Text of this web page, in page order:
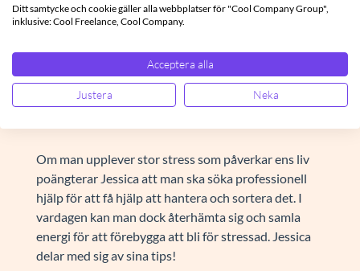
vem man är och hur man tycker om att arbeta. Men
generellt innebär olika uppdrag att hjärnan måste
hela tiden måste ändra fokus kan det göra att
stressen ökar. Arbetar man med många olika
uppgifter och människor gäller det att man håller
Om man upplever stor stress som påverkar ens liv
poängterar Jessica att man ska söka professionell
hjälp för att få hjälp att hantera och sortera det. I
vardagen kan man dock återhämta sig och samla
energi för att förebygga att bli för stressad. Jessica
delar med sig av sina tips!
Ditt samtycke och cookie gäller alla webbplatser för "Cool Company Group",
inklusive: Cool Freelance, Cool Company.
Acceptera alla
Justera Neka